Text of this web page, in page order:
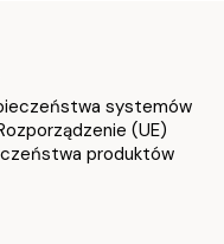
systemów
(UE)
produktów